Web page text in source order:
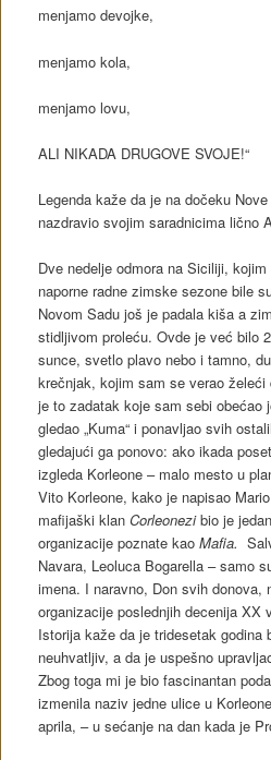
menjamo devojke,
menjamo kola,
menjamo lovu,
ALI NIKADA DRUGOVE SVOJE!“
Legenda kaže da je na dočeku
nazdravio svojim saradnicima lično
Dve nedelje odmora na Siciliji,
naporne radne zimske sezone bile
Novom Sadu još je padala kiša a
stidljivom proleću. Ovde je već bilo
sunce, svetlo plavo nebo i tamno,
krečnjak, kojim sam se verao želeći
je to zadatak koje sam sebi obećao
gledao „Kuma“ i ponavljao svih
gledajući ga ponovo: ako ikada
izgleda Korleone – malo mesto u
Vito Korleone, kako je napisao
mafijaški klan Corleonezibio je
organizacije poznate kao Mafia.
Navara, Leoluca Bogarella – samo
imena. I naravno, Don svih donova,
organizacije poslednjih decenija XX
Istorija kaže da je tridesetak godina
neuhvatljiv, a da je uspešno
Zbog toga mi je bio fascinantan
izmenila naziv jedne ulice u
aprila, – u sećanje na dan kada je